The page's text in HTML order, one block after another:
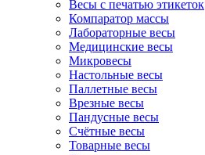
Весы с печатью этикеток
Компаратор массы
Лабораторные весы
Медицинские весы
Микровесы
Настольные весы
Паллетные весы
Врезные весы
Пандусные весы
Счётные весы
Товарные весы